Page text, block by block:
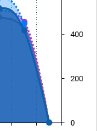
0
200
400